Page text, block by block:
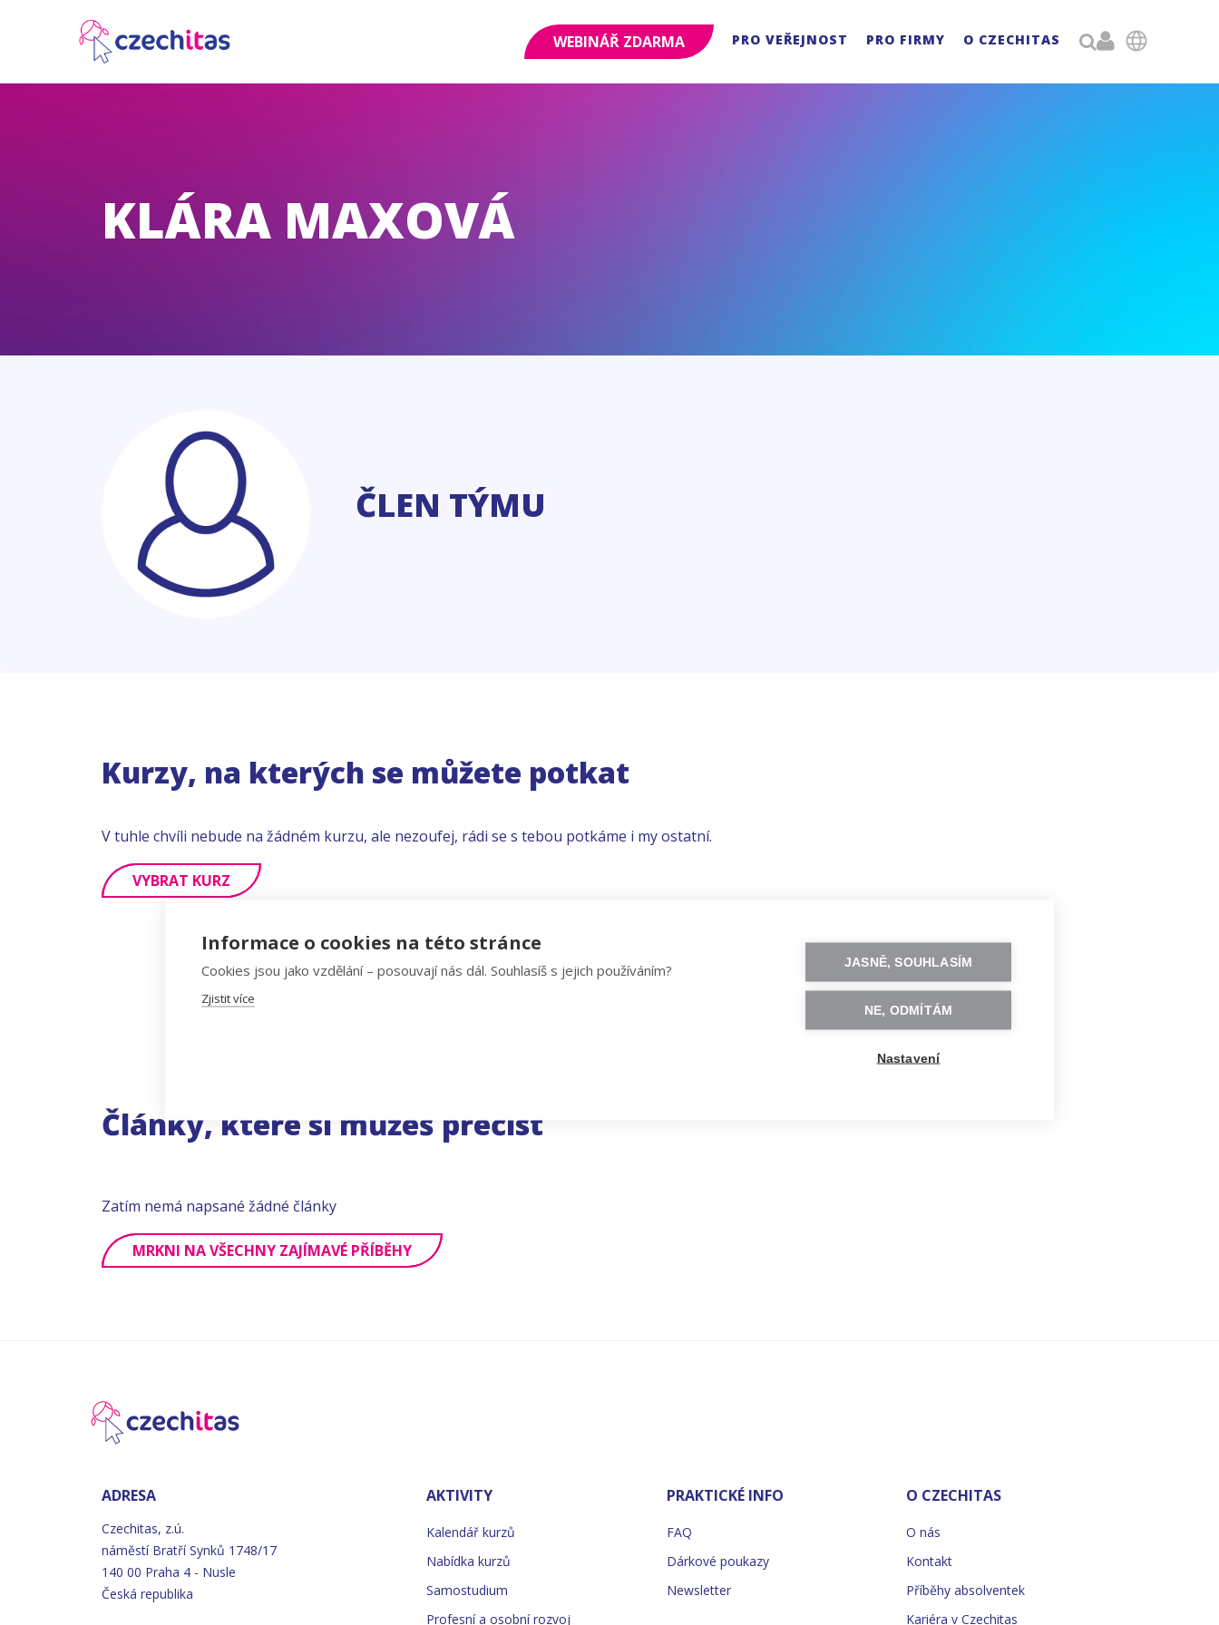
WEBINÁŘ ZDARMA PRO VEŘEJNOST PRO FIRMY O CZECHITAS 
KLÁRA MAXOVÁ
ČLEN TÝMU
Kurzy, na kterých se můžete potkat
V tuhle chvíli nebude na žádném kurzu, ale nezoufej, rádi se s tebou potkáme i my ostatní.
VYBRAT KURZ
Články, které si můžeš přečíst
Zatím nemá napsané žádné články
MRKNI NA VŠECHNY ZAJÍMAVÉ PŘÍBĚHY
ADRESA
Czechitas, z.ú.
náměstí Bratří Synků 1748/17
140 00 Praha 4 - Nusle
Česká republika
AKTIVITY
Kalendář kurzů
Nabídka kurzů
Samostudium
Profesní a osobní rozvoj
PRAKTICKÉ INFO
FAQ
Dárkové poukazy
Newsletter
O CZECHITAS
O nás
Kontakt
Příběhy absolventek
Kariéra v Czechitas
Informace o cookies na této stránce
Cookies jsou jako vzdělání – posouvají nás dál. Souhlasíš s jejich používáním?
Zjistit více
JASNĚ, SOUHLASÍM
NE, ODMÍTÁM
Nastavení